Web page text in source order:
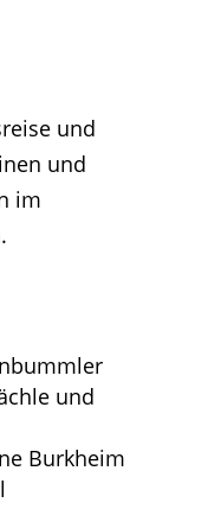
und
und
im
und
Burkheim